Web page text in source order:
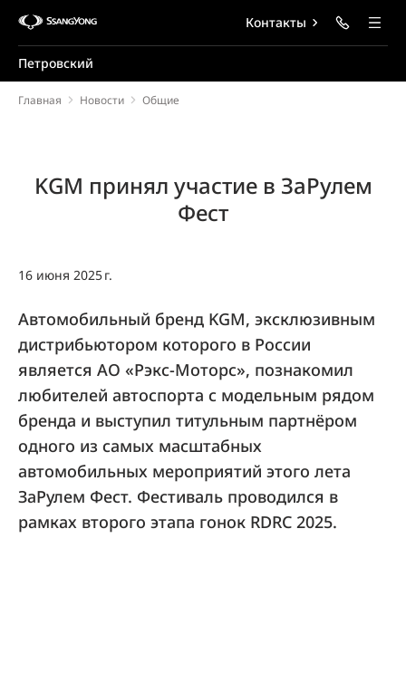
Петровский
Контакты
Главная Новости Общие
KGM принял участие в ЗаРулем
Фест
16 июня 2025 г.
Автомобильный бренд KGM, эксклюзивным
дистрибьютором которого в России
является АО «Рэкс-Моторс», познакомил
любителей автоспорта с модельным рядом
бренда и выступил титульным партнёром
одного из самых масштабных
автомобильных мероприятий этого лета
ЗаРулем Фест. Фестиваль проводился в
рамках второго этапа гонок RDRC 2025.